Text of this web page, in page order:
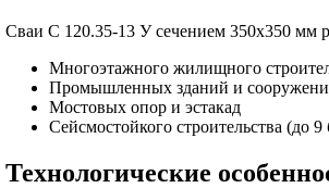
Сваи С 120.35-13 У сечением 350х350 мм
Многоэтажного жилищного
Промышленных зданий и
Мостовых опор и эстакад
Сейсмостойкого строительства (до 9
Технологические